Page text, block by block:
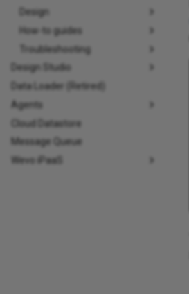
Design
How-to guides
Troubleshooting
Design Studio
Data Loader (Retired)
Agents
Cloud Datastore
Message Queue
Wevo iPaaS